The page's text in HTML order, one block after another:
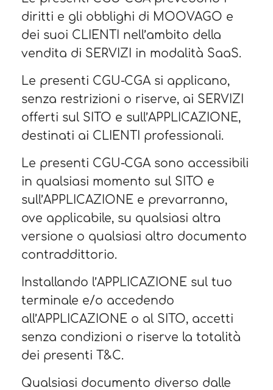
diritti e gli obblighi di MOOVAGO e
dei suoi CLIENTI nell’ambito della
vendita di SERVIZI in modalità SaaS.
Le presenti CGU-CGA si applicano,
senza restrizioni o riserve, ai SERVIZI
offerti sul SITO e sull’APPLICAZIONE,
destinati ai CLIENTI professionali.
Le presenti CGU-CGA sono accessibili
in qualsiasi momento sul SITO e
sull’APPLICAZIONE e prevarranno,
ove applicabile, su qualsiasi altra
versione o qualsiasi altro documento
contraddittorio.
Installando l’APPLICAZIONE sul tuo
terminale e/o accedendo
all’APPLICAZIONE o al SITO, accetti
senza condizioni o riserve la totalità
dei presenti T&C.
Qualsiasi documento diverso dalle